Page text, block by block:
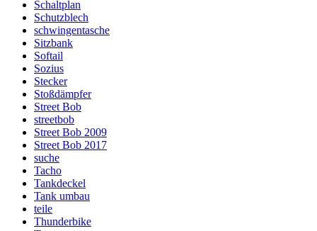
Schaltplan
Schutzblech
schwingentasche
Sitzbank
Softail
Sozius
Stecker
Stoßdämpfer
Street Bob
streetbob
Street Bob 2009
Street Bob 2017
suche
Tacho
Tankdeckel
Tank umbau
teile
Thunderbike